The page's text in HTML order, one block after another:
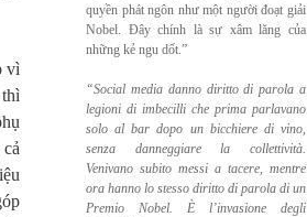
vì
quyền phát ngôn như một người đoạt giải
Nobel. Đây chính là sự xâm lăng của
những kẻ ngu dốt.”
“Social media danno diritto di parola a
legioni di imbecilli che prima parlavano
solo albar dopo un bicchiere di vino,
senza danneggiare la collettività.
Venivano subito messi a tacere, mentre
ora hanno lo stesso diritto di parola di un
Premio Nobel. È l’invasione degli